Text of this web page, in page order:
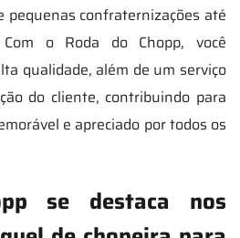
pequenas confraternizações até
Com o Roda do Chopp, você
qualidade, além de um serviço
do cliente, contribuindo para
e apreciado por todos os
se destaca nos